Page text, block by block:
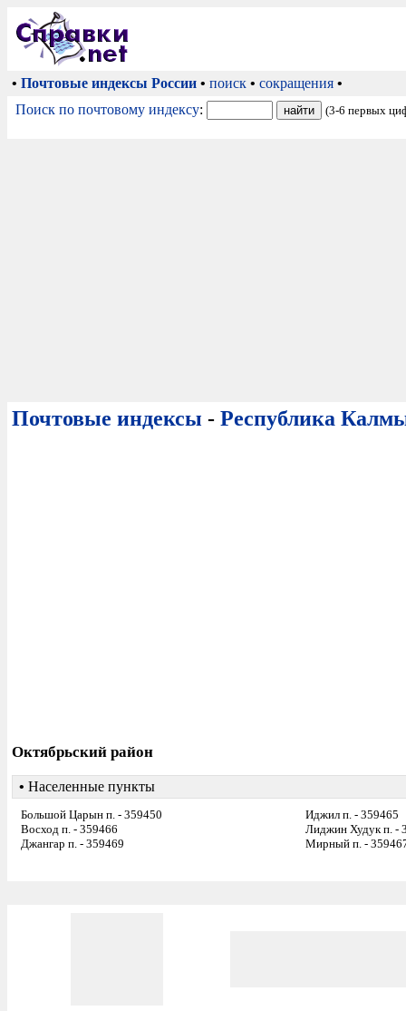
• Почтовые индексы России • поиск • сокращения •
Поиск по почтовому индексу: (3-6 первых
Почтовые индексы - Республика
Октябрьский район
• Населенные пункты
Большой Царын п. - 359450
Восход п. - 359466
Джангар п. - 359469
Иджил п. - 359465
Лиджин Худук п. -
Мирный п. -